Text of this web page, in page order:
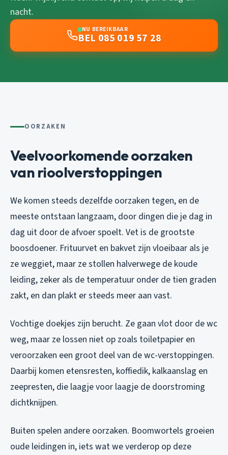
nacht.
NU BEREIKBAAR
BEL 085 019 57 28
OORZAKEN
Veelvoorkomende oorzaken
van rioolverstoppingen
We komen steeds dezelfde oorzaken tegen, en de
meeste ontstaan langzaam, door dingen die je dag in
dag uit door de afvoer spoelt. Vet is de grootste
boosdoener. Frituurvet en bakvet zijn vloeibaar als je
ze weggiet, maar ze stollen halverwege de koude
leiding, zeker als de temperatuur onder de tien graden
zakt, en dan plakt er steeds meer aan vast.
Vochtige doekjes zijn berucht. Ze gaan vlot door de wc
weg, maar ze lossen niet op zoals toiletpapier en
veroorzaken een groot deel van de wc-verstoppingen.
Daarbij komen etensresten, koffiedik, kalkaanslag en
zeepresten, die laagje voor laagje de doorstroming
dichtknijpen.
Buiten spelen andere oorzaken. Boomwortels groeien
oude leidingen in, iets wat we verderop op deze